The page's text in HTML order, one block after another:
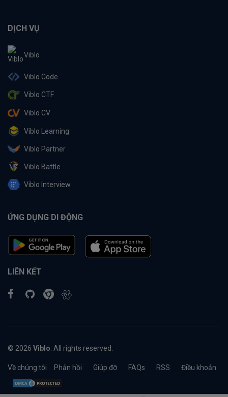
DỊCH VỤ
Viblo
Viblo Code
Viblo CTF
Viblo CV
Viblo Learning
Viblo Partner
Viblo Battle
Viblo Interview
ỨNG DỤNG DI ĐỘNG
LIÊN KẾT
© 2026 Viblo . All rights reserved.
Về chúng tôi Phản hồi Giúp đỡ FAQs RSS Điều khoản